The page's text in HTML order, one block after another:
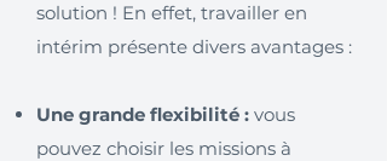
solution ! En effet, travailler en
intérim présente divers avantages :
Une grande flexibilité : vous
pouvez choisir les missions à